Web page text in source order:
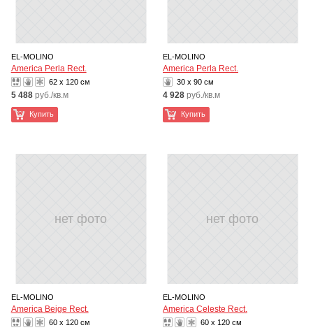
EL-MOLINO
America Perla Rect.
62 x 120 см
5 488 руб./кв.м
Купить
EL-MOLINO
America Perla Rect.
30 x 90 см
4 928 руб./кв.м
Купить
нет фото
EL-MOLINO
America Beige Rect.
60 x 120 см
нет фото
EL-MOLINO
America Celeste Rect.
60 x 120 см